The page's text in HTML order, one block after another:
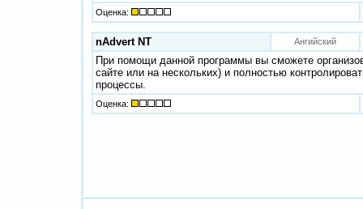
Оценка:
nAdvert NT Ангийский
При помощи данной программы вы сможете
сайте или на нескольких) и полностью
процессы.
Оценка: